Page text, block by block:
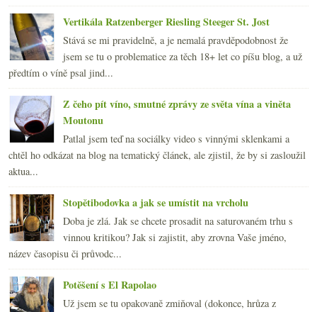
Vertikála Ratzenberger Riesling Steeger St. Jost
Stává se mi pravidelně, a je nemalá pravděpodobnost že
jsem se tu o problematice za těch 18+ let co píšu blog, a už
předtím o víně psal jind...
Z čeho pít víno, smutné zprávy ze světa vína a viněta
Moutonu
Patlal jsem teď na sociálky video s vinnými sklenkami a
chtěl ho odkázat na blog na tematický článek, ale zjistil, že by si zasloužil
aktua...
Stopětibodovka a jak se umístit na vrcholu
Doba je zlá. Jak se chcete prosadit na saturovaném trhu s
vinnou kritikou? Jak si zajistit, aby zrovna Vaše jméno,
název časopisu či průvodc...
Potěšení s El Rapolao
Už jsem se tu opakovaně zmiňoval (dokonce, hrůza z